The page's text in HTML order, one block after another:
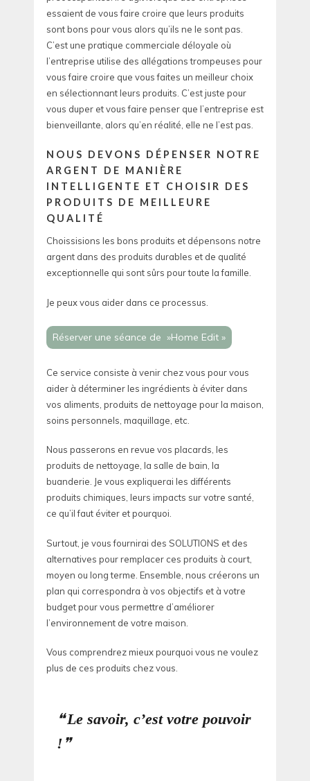
essaient de vous faire croire que leurs produits
sont bons pour vous alors qu’ils ne le sont pas.
C’est une pratique commerciale déloyale où
l’entreprise utilise des allégations trompeuses pour
vous faire croire que vous faites un meilleur choix
en sélectionnant leurs produits. C’est juste pour
vous duper et vous faire penser que l’entreprise est
bienveillante, alors qu’en réalité, elle ne l’est pas.
NOUS DEVONS DÉPENSER NOTRE
ARGENT DE MANIÈRE
INTELLIGENTE ET CHOISIR DES
PRODUITS DE MEILLEURE
QUALITÉ
Choissisions les bons produits et dépensons notre
argent dans des produits durables et de qualité
exceptionnelle qui sont sûrs pour toute la famille.
Je peux vous aider dans ce processus.
Réserver une séance de »Home Edit »
Ce service consiste à venir chez vous pour vous
aider à déterminer les ingrédients à éviter dans
vos aliments, produits de nettoyage pour la maison,
soins personnels, maquillage, etc.
Nous passerons en revue vos placards, les
produits de nettoyage, la salle de bain, la
buanderie. Je vous expliquerai les différents
produits chimiques, leurs impacts sur votre santé,
ce qu’il faut éviter et pourquoi.
Surtout, je vous fournirai des SOLUTIONS et des
alternatives pour remplacer ces produits à court,
moyen ou long terme. Ensemble, nous créerons un
plan qui correspondra à vos objectifs et à votre
budget pour vous permettre d’améliorer
l’environnement de votre maison.
Vous comprendrez mieux pourquoi vous ne voulez
plus de ces produits chez vous.
Le savoir, c’est votre pouvoir
!